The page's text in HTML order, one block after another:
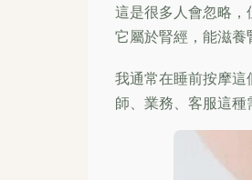
這是很多人會忽略，
它屬於腎經，能滋養
我通常在睡前按摩
師、業務、客服這